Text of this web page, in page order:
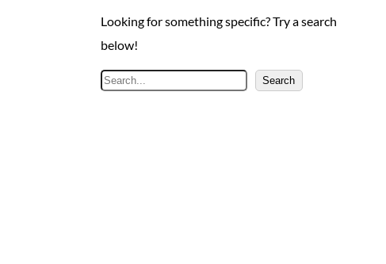
Looking for something specific? Try a search
below!
S
Search